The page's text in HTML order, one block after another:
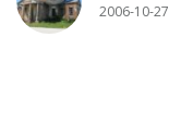
2006-10-27